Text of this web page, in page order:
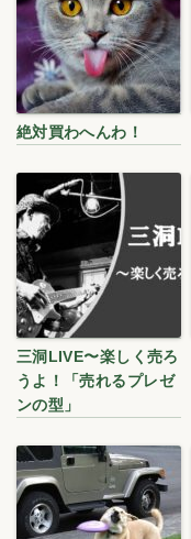
絶対買わへんわ！
三洞LIVE〜楽しく売ろ
うよ！「売れるプレゼ
ンの型」